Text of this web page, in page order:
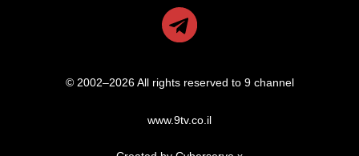
© 2002–2026 All rights reserved to 9 channel
www.9tv.co.il